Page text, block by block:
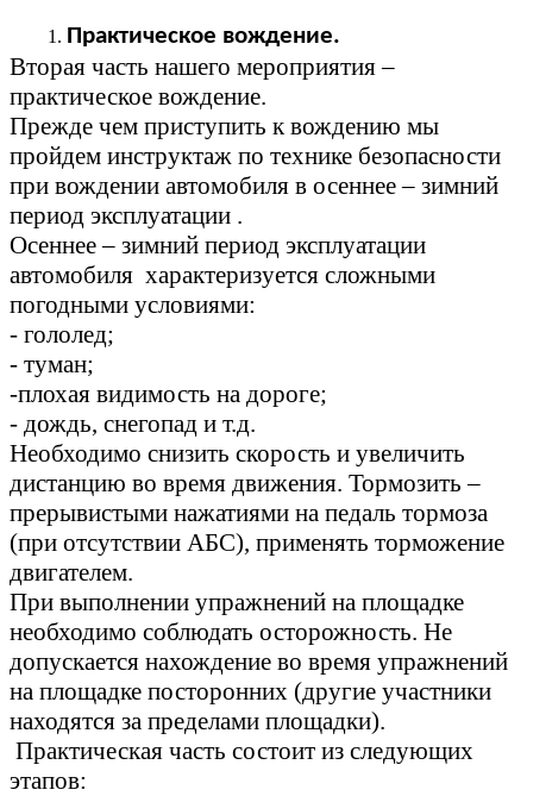
Практическое вождение.
Вторая часть нашего мероприятия –
практическое вождение.
Прежде чем приступить к вождению мы
пройдем инструктаж по технике безопасности
при вождении автомобиля в осеннее – зимний
период эксплуатации .
Осеннее – зимний период эксплуатации
автомобиля характеризуется сложными
погодными условиями:
- гололед;
- туман;
-плохая видимость на дороге;
- дождь, снегопад и т.д.
Необходимо снизить скорость и увеличить
дистанцию во время движения. Тормозить –
прерывистыми нажатиями на педаль тормоза
(при отсутствии АБС), применять торможение
двигателем.
При выполнении упражнений на площадке
необходимо соблюдать осторожность. Не
допускается нахождение во время упражнений
на площадке посторонних (другие участники
находятся за пределами площадки).
Практическая часть состоит из следующих
этапов: